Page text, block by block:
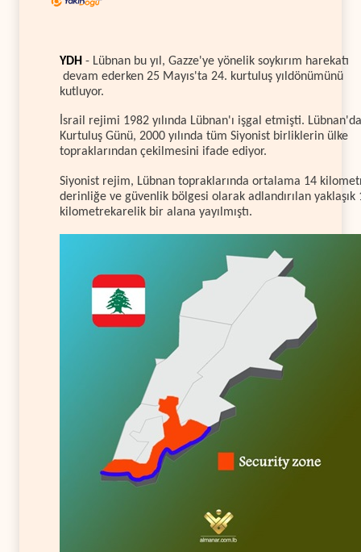
YDH - Lübnan bu yıl, Gazze'ye yönelik soykırım harekatı
devam ederken 25 Mayıs'ta 24. kurtuluş yıldönümünü
kutluyor.
İsrail rejimi 1982 yılında Lübnan'ı işgal etmişti. Lübnan'da
Kurtuluş Günü, 2000 yılında tüm Siyonist birliklerin ülke
topraklarından çekilmesini ifade ediyor.
Siyonist rejim, Lübnan topraklarında ortalama 14
derinliğe ve güvenlik bölgesi olarak adlandırılan yaklaşık
kilometrekarelik bir alana yayılmıştı.